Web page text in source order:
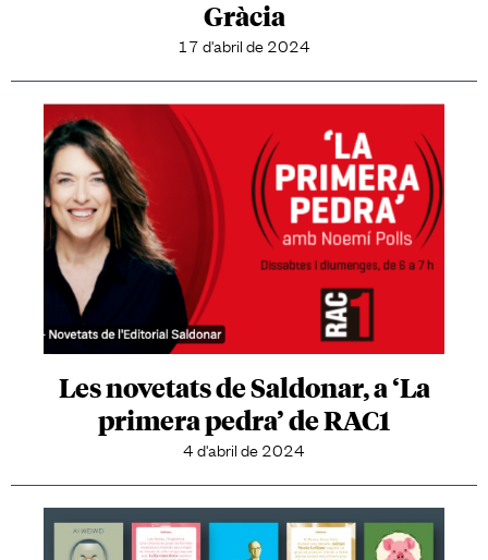
Gràcia
17 d'abril de 2024
Les novetats de Saldonar, a ‘La
primera pedra’ de RAC1
4 d'abril de 2024